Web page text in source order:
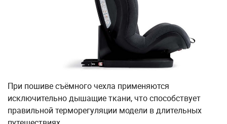
При пошиве съёмного чехла применяются
исключительно дышащие ткани, что способствует
правильной терморегуляции модели в длительных